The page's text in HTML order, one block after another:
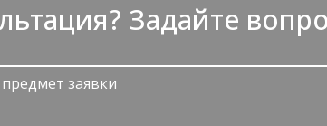
Задайте